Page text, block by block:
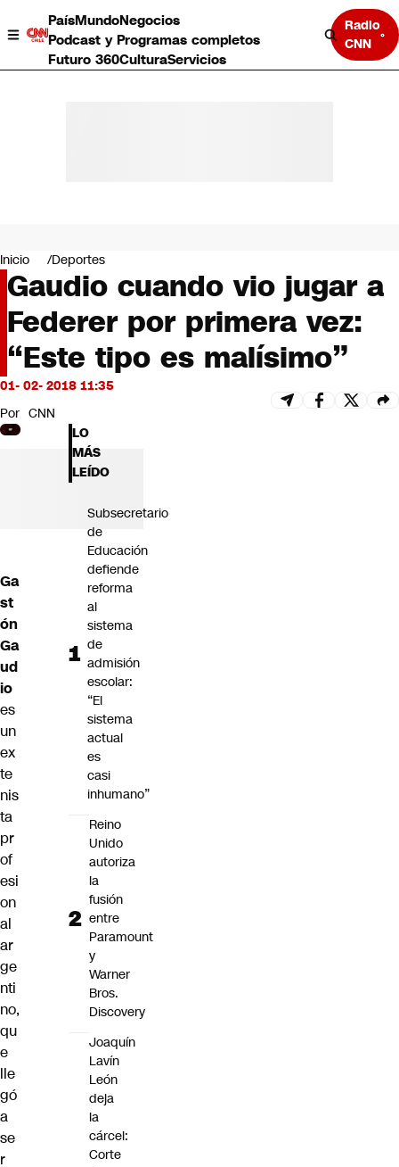
PaísMundoNegocios
Podcast y Programas completos
Futuro 360CulturaServicios
Radio
CNN
Negocios
Deportes
Programas completos
Cultura
Servicios
Bits
CNN tiempo
Futuro 360
Opinión
Inicio Deportes
Gaudio cuando vio jugar a
Federer por primera vez:
“Este tipo es malísimo”
01- 02- 2018 11:35
Por CNN
Ga
st
ón
Ga
ud
io
es
un
ex
te
nis
ta
pr
of
esi
on
al
ar
ge
nti
no,
qu
e
lle
gó
a
se
r
LO
MÁS
LEÍDO
Subsecretario
de
Educación
defiende
reforma
al
sistema
de
admisión
escolar:
“El
sistema
actual
es
casi
inhumano”
Reino
Unido
autoriza
la
fusión
entre
Paramount
y
Warner
Bros.
Discovery
Joaquín
Lavín
León
deja
la
cárcel:
Corte